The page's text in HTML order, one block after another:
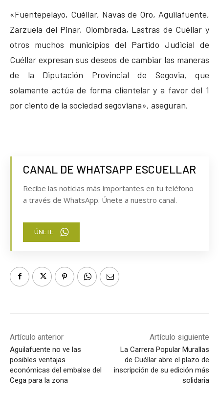
«Fuentepelayo, Cuéllar, Navas de Oro, Aguilafuente,
Zarzuela del Pinar, Olombrada, Lastras de Cuéllar y
otros muchos municipios del Partido Judicial de
Cuéllar expresan sus deseos de cambiar las maneras
de la Diputación Provincial de Segovia, que
solamente actúa de forma clientelar y a favor del 1
por ciento de la sociedad segoviana», aseguran.
CANAL DE WHATSAPP ESCUELLAR
Recibe las noticias más importantes en tu teléfono
a través de WhatsApp. Únete a nuestro canal.
ÚNETE
Artículo anterior
Aguilafuente no ve las
posibles ventajas
económicas del embalse del
Cega para la zona
Artículo siguiente
La Carrera Popular Murallas
de Cuéllar abre el plazo de
inscripción de su edición más
solidaria